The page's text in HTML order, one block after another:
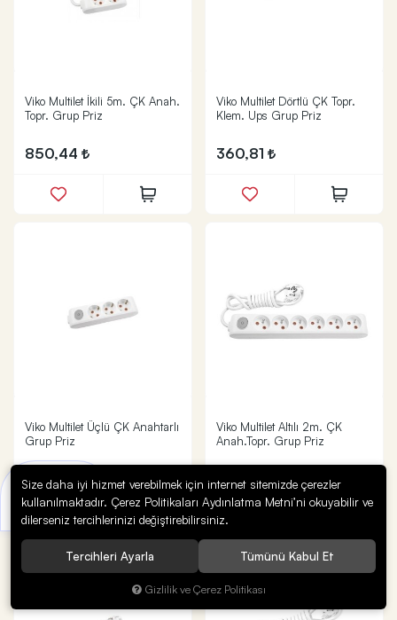
Viko Multilet İkili 5m. ÇK Anah.
Topr. Grup Priz
850,44
Viko Multilet Dörtlü ÇK Topr.
Klem. Ups Grup Priz
360,81
Viko Multilet Üçlü ÇK Anahtarlı
Grup Priz
327,75
Viko Multilet Altılı 2m. ÇK
Anah.Topr. Grup Priz
816,81
Bir sorunuz mu var?
Uzmana Sor
Size daha iyi hizmet verebilmek için internet sitemizde çerezler
kullanılmaktadır. Çerez Politikaları Aydınlatma Metni’ni okuyabilir ve
dilerseniz tercihlerinizi değiştirebilirsiniz.
Tercihleri Ayarla Tümünü Kabul Et
Gizlilik ve Çerez Politikası